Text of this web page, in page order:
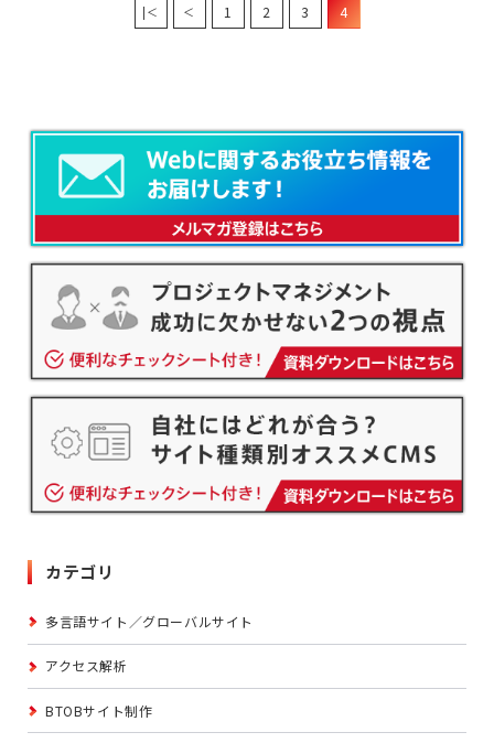
|＜ ＜ 1 2 3 4
カテゴリ
多言語サイト／グローバルサイト
アクセス解析
BTOBサイト制作